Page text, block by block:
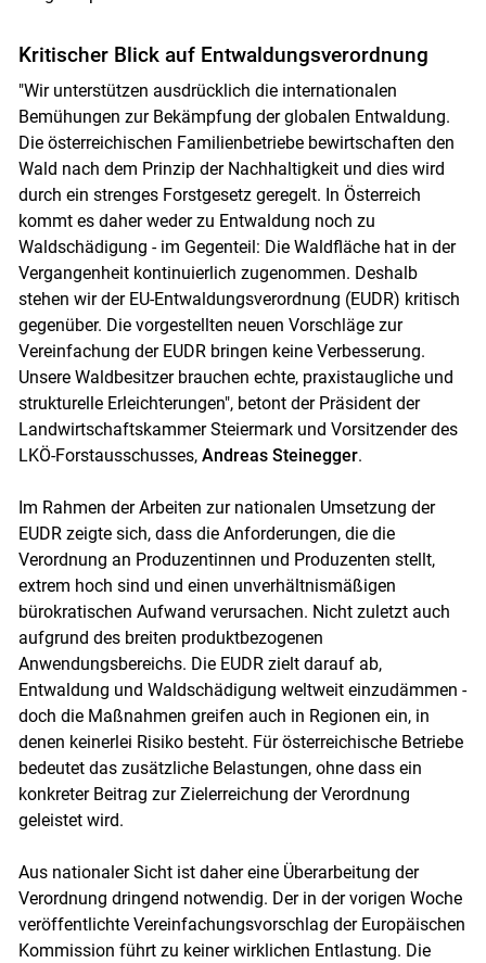
Kritischer Blick auf Entwaldungsverordnung
"Wir unterstützen ausdrücklich die internationalen
Bemühungen zur Bekämpfung der globalen Entwaldung.
Die österreichischen Familienbetriebe bewirtschaften den
Wald nach dem Prinzip der Nachhaltigkeit und dies wird
durch ein strenges Forstgesetz geregelt. In Österreich
kommt es daher weder zu Entwaldung noch zu
Waldschädigung - im Gegenteil: Die Waldfläche hat in der
Vergangenheit kontinuierlich zugenommen. Deshalb
stehen wir der EU-Entwaldungsverordnung (EUDR) kritisch
gegenüber. Die vorgestellten neuen Vorschläge zur
Vereinfachung der EUDR bringen keine Verbesserung.
Unsere Waldbesitzer brauchen echte, praxistaugliche und
strukturelle Erleichterungen", betont der Präsident der
Landwirtschaftskammer Steiermark und Vorsitzender des
LKÖ-Forstausschusses, Andreas Steinegger.
Im Rahmen der Arbeiten zur nationalen Umsetzung der
EUDR zeigte sich, dass die Anforderungen, die die
Verordnung an Produzentinnen und Produzenten stellt,
extrem hoch sind und einen unverhältnismäßigen
bürokratischen Aufwand verursachen. Nicht zuletzt auch
aufgrund des breiten produktbezogenen
Anwendungsbereichs. Die EUDR zielt darauf ab,
Entwaldung und Waldschädigung weltweit einzudämmen -
doch die Maßnahmen greifen auch in Regionen ein, in
denen keinerlei Risiko besteht. Für österreichische Betriebe
bedeutet das zusätzliche Belastungen, ohne dass ein
konkreter Beitrag zur Zielerreichung der Verordnung
geleistet wird.
Aus nationaler Sicht ist daher eine Überarbeitung der
Verordnung dringend notwendig. Der in der vorigen Woche
veröffentlichte Vereinfachungsvorschlag der Europäischen
Kommission führt zu keiner wirklichen Entlastung. Die